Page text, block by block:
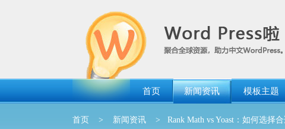
首页 新闻资讯 模板主题
首页 > 新闻资讯 > Rank Math vs Yoast：如何选择合